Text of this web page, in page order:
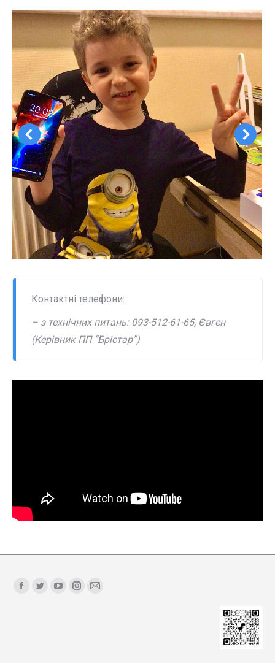
Контактні телефони:
– з технічних питань: 093-512-61-65, Євген
(Керівник ПП “Брістар”)
Find us on:
Facebook
TwitterYouTubeInstagram
Mail